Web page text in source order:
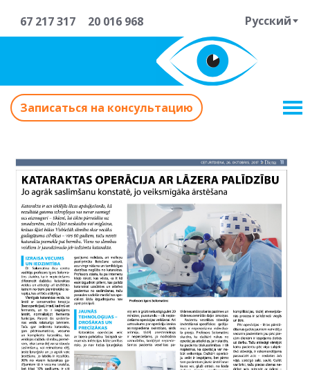
67 217 317 20 016 968 Русский
Записаться на консультацию